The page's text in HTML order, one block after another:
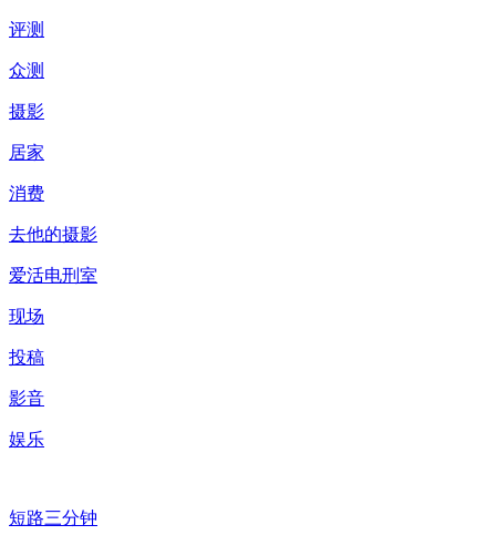
评测
众测
摄影
居家
消费
去他的摄影
爱活电刑室
现场
投稿
影音
娱乐
短路三分钟